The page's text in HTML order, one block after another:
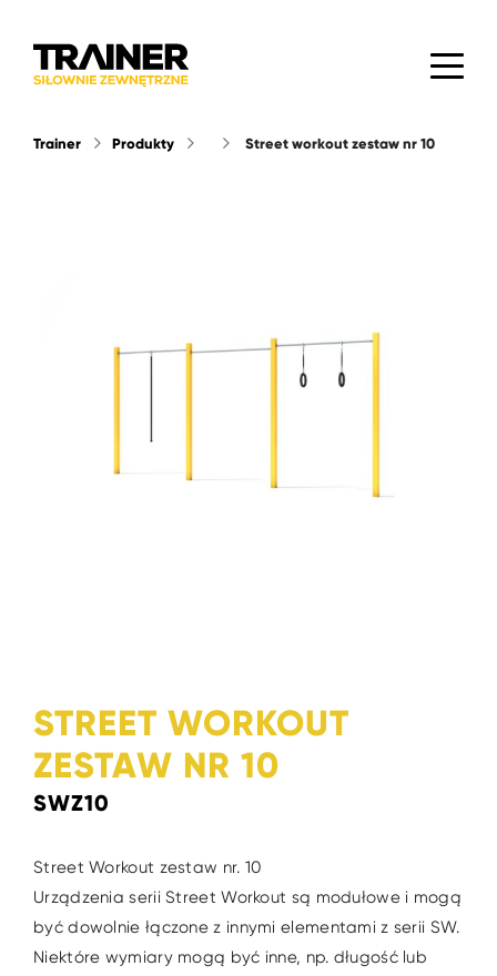
Trainer Produkty street workout zestaw nr 10
STREET WORKOUT
ZESTAW NR 10
SWZ10
Street Workout zestaw nr. 10
Urządzenia serii Street Workout są modułowe i mogą
być dowolnie łączone z innymi elementami z serii SW.
Niektóre wymiary mogą być inne, np. długość lub